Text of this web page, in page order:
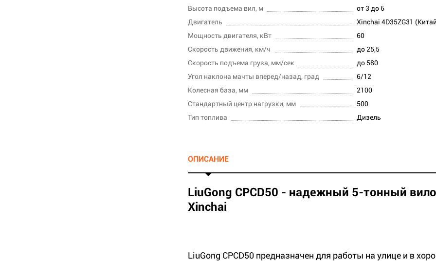
Высота подъема вил, м
от 3 до 6
Двигатель
Xinchai 4D35ZG31
Мощность двигателя, кВт
60
Скорость движения, км/ч
до 25,5
Скорость подъема груза, мм/сек
до 580
Угол наклона мачты вперед/назад, град
6/12
Колесная база, мм
2100
Стандартный центр нагрузки, мм
500
Тип топлива
Дизель
ОПИСАНИЕ
LiuGong CPCD50 - надежный 5-тонный
Xinchai
LiuGong CPCD50 предназначен для работы на улице и в